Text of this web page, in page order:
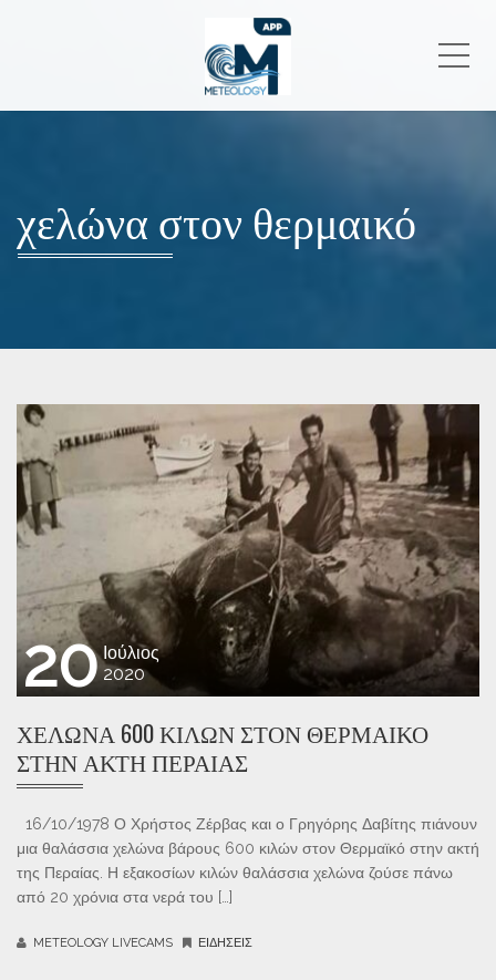
χελώνα στον θερμαικό
20 Ιούλιος
2020
ΧΕΛΩΝΑ 600 ΚΙΛΩΝ ΣΤΟΝ ΘΕΡΜΑΙΚΟ
ΣΤΗΝ ΑΚΤΗ ΠΕΡΑΙΑΣ
16/10/1978 Ο Χρήστος Ζέρβας και ο Γρηγόρης Δαβίτης πιάνουν
μια θαλάσσια χελώνα βάρους 600 κιλών στον Θερμαϊκό στην ακτή
της Περαίας. Η εξακοσίων κιλών θαλάσσια χελώνα ζούσε πάνω
από 20 χρόνια στα νερά του […]
METEOLOGY LIVECAMS ΕΙΔΉΣΕΙΣ